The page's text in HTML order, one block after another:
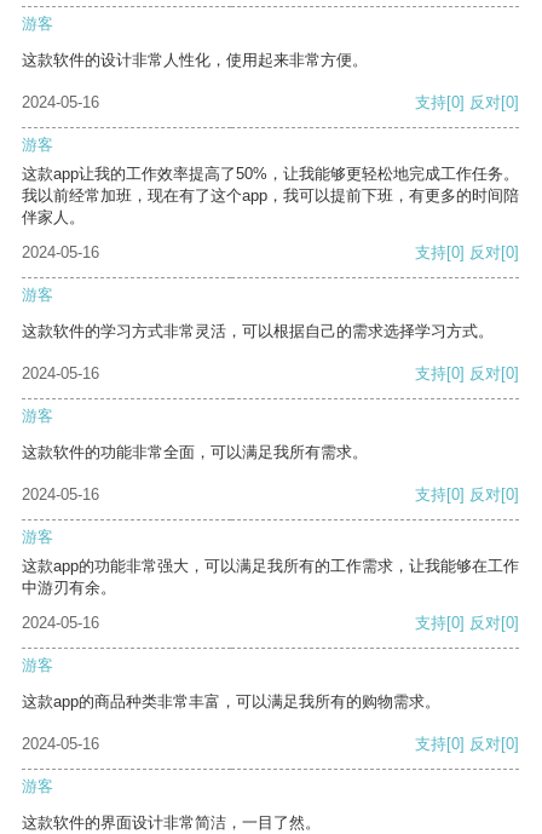
游客
这款软件的设计非常人性化，使用起来非常方便。
2024-05-16 支持[0] 反对[0]
游客
这款app让我的工作效率提高了50%，让我能够更轻松地完成工作任务。
我以前经常加班，现在有了这个app，我可以提前下班，有更多的时间陪
伴家人。
2024-05-16
支持[0] 反对[0]
游客
这款软件的学习方式非常灵活，可以根据自己的需求选择学习方式。
2024-05-16 支持[0] 反对[0]
游客
这款软件的功能非常全面，可以满足我所有需求。
2024-05-16 支持[0] 反对[0]
游客
这款app的功能非常强大，可以满足我所有的工作需求，让我能够在工作
中游刃有余。
2024-05-16
支持[0] 反对[0]
游客
这款app的商品种类非常丰富，可以满足我所有的购物需求。
2024-05-16 支持[0] 反对[0]
游客
这款软件的界面设计非常简洁，一目了然。